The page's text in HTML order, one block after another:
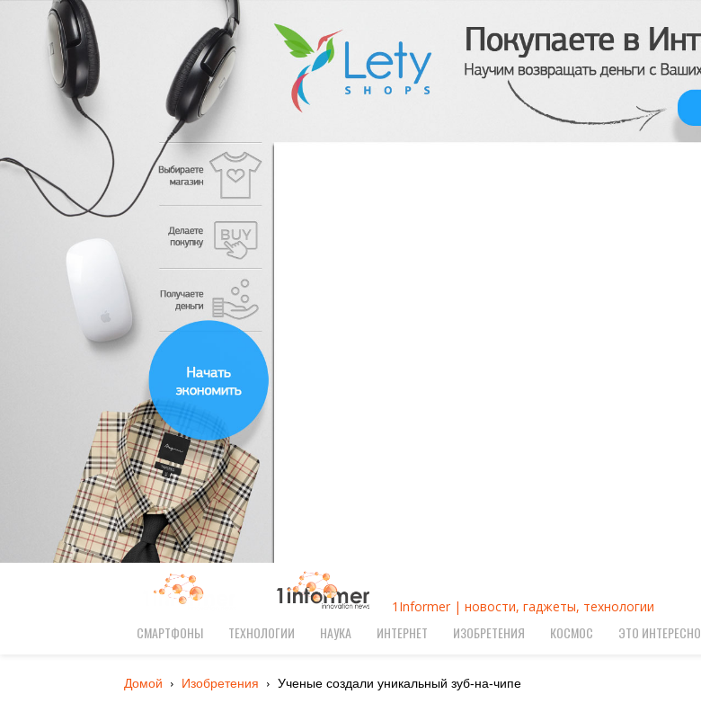
1Informer | новости, гаджеты, технологии
СМАРТФОНЫ ТЕХНОЛОГИИ НАУКА ИНТЕРНЕТ ИЗОБРЕТЕНИЯ КОСМОС ЭТО ИНТЕРЕСНО
Домой Изобретения Ученые создали уникальный зуб-на-чипе